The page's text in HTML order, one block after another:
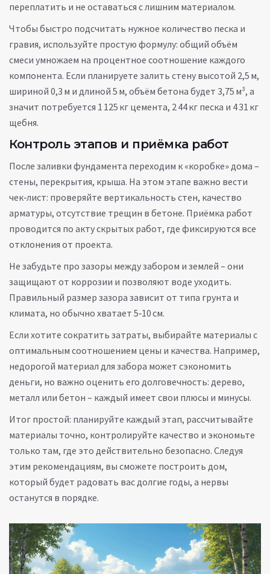
переплатить и не оставаться с лишним материалом.
Чтобы быстро подсчитать нужное количество песка и
гравия, используйте простую формулу: общий объём
смеси умножаем на процентное соотношение каждого
компонента. Если планируете залить стену высотой 2,5 м,
шириной 0,3 м и длиной 5 м, объём бетона будет 3,75 м³, а
значит потребуется 1 125 кг цемента, 2 44 кг песка и 4 31 кг
щебня.
Контроль этапов и приёмка работ
После заливки фундамента переходим к «коробке» дома –
стены, перекрытия, крыша. На этом этапе важно вести
чек‑лист: проверяйте вертикальность стен, качество
арматуры, отсутствие трещин в бетоне. Приёмка работ
проводится по акту скрытых работ, где фиксируются все
отклонения от проекта.
Не забудьте про зазоры между забором и землей – они
защищают от коррозии и позволяют воде уходить.
Правильный размер зазора зависит от типа грунта и
климата, но обычно хватает 5‑10 см.
Если хотите сократить затраты, выбирайте материалы с
оптимальным соотношением цены и качества. Например,
недорогой материал для забора может сэкономить
деньги, но важно оценить его долговечность: дерево,
металл или бетон – каждый имеет свои плюсы и минусы.
Итог простой: планируйте каждый этап, рассчитывайте
материалы точно, контролируйте качество и экономьте
только там, где это действительно безопасно. Следуя
этим рекомендациям, вы сможете построить дом,
который будет радовать вас долгие годы, а нервы
останутся в порядке.